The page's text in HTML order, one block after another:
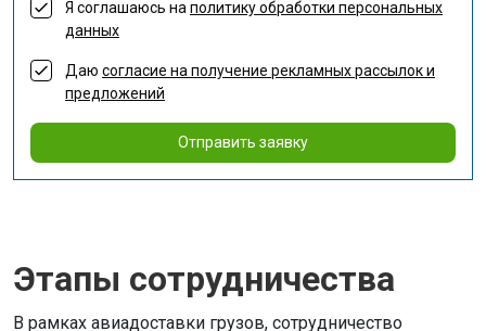
Я соглашаюсь на политику обработки персональных
данных
Даю согласие на получение рекламных рассылок и
предложений
Отправить заявку
Этапы сотрудничества
В рамках авиадоставки грузов, сотрудничество